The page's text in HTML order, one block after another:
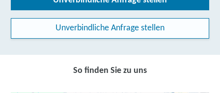
Unverbindliche Anfrage stellen
So finden Sie zu uns